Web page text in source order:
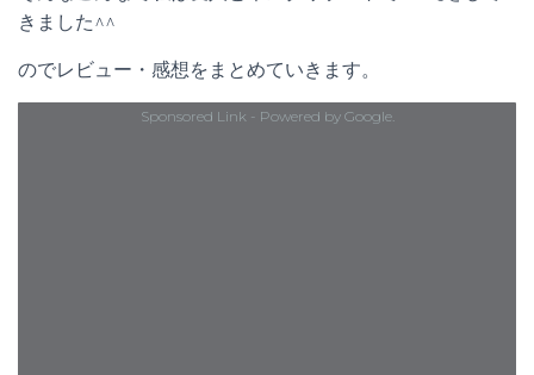
きました^^
のでレビュー・感想をまとめていきます。
Sponsored Link - Powered by Google.